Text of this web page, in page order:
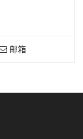
邮箱